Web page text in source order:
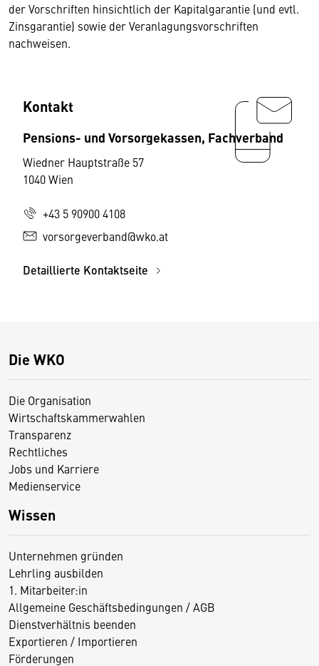
der Vorschriften hinsichtlich der Kapitalgarantie (und evtl.
Zinsgarantie) sowie der Veranlagungsvorschriften
nachweisen.
Kontakt
Pensions- und Vorsorgekassen, Fachverband
Wiedner Hauptstraße 57
1040 Wien
+43 5 90900 4108
vorsorgeverband@wko.at
Detaillierte Kontaktseite
Die WKO
Die Organisation
Wirtschaftskammerwahlen
Transparenz
Rechtliches
Jobs und Karriere
Medienservice
Wissen
Unternehmen gründen
Lehrling ausbilden
1. Mitarbeiter:in
Allgemeine Geschäftsbedingungen / AGB
Dienstverhältnis beenden
Exportieren / Importieren
Förderungen